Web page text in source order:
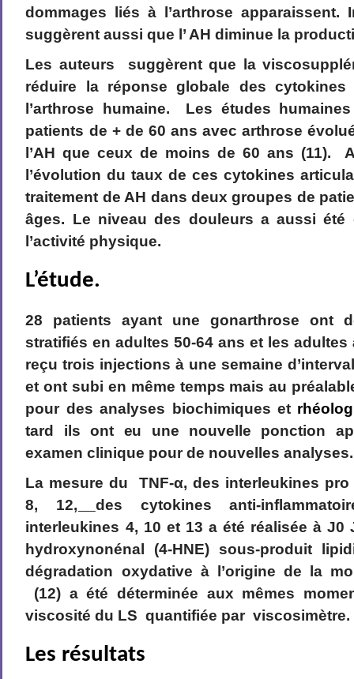
dommages liés à l’arthrose apparaissent.
suggèrent aussi que l’ AH diminue la
Les auteurs suggèrent que la
réduire la réponse globale des cytokines
l’arthrose humaine. Les études
patients de + de 60 ans avec arthrose
l’AH que ceux de moins de 60 ans (11).
l’évolution du taux de ces cytokines
traitement de AH dans deux groupes de
âges. Le niveau des douleurs a aussi été
l’activité physique.
L’étude.
28 patients ayant une gonarthrose ont
stratifiés en adultes 50-64 ans et les adultes
reçu trois injections à une semaine
et ont subi en même temps mais au
pour des analyses biochimiques et
tard ils ont eu une nouvelle ponction
examen clinique pour de nouvelles analyses.
La mesure du TNF-α, des interleukines pro
8, 12, des cytokines anti-
interleukines 4, 10 et 13 a été réalisée à J0
hydroxynonénal (4-HNE) sous-produit
dégradation oxydative à l’origine de la
(12) a été déterminée aux mêmes
viscosité du LS quantifiée par viscosimètre.
Les résultats